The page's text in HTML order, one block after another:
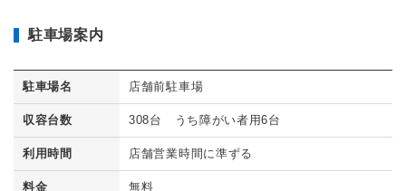
駐車場案内
駐車場名 店舗前駐車場
収容台数 308台 うち障がい者用6台
利用時間 店舗営業時間に準ずる
料金 無料